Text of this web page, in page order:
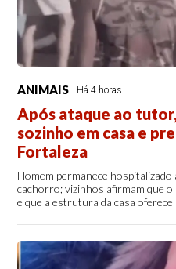
ANIMAIS Há 4 horas
Após ataque ao
sozinho em casa e
Fortaleza
Homem permanece
cachorro; vizinhos afirmam que
e que a estrutura da casa oferece